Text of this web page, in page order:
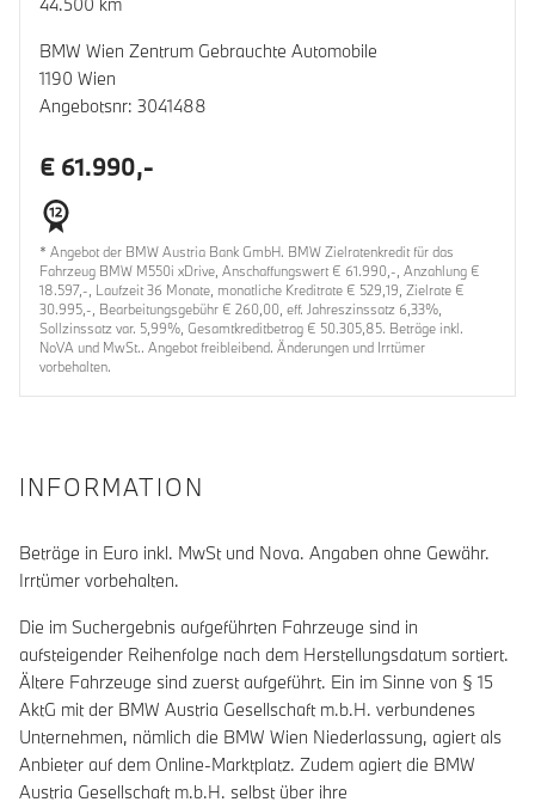
BMW Wien Zentrum Gebrauchte Automobile
1190 Wien
Angebotsnr: 3041488
€ 61.990,-
* Angebot der BMW Austria Bank GmbH. BMW Zielratenkredit für das
Fahrzeug BMW M550i xDrive, Anschaffungswert € 61.990,-, Anzahlung €
18.597,-, Laufzeit 36 Monate, monatliche Kreditrate € 529,19, Zielrate €
30.995,-, Bearbeitungsgebühr € 260,00, eff. Jahreszinssatz 6,33%,
Sollzinssatz var. 5,99%, Gesamtkreditbetrag € 50.305,85. Beträge inkl.
NoVA und MwSt.. Angebot freibleibend. Änderungen und Irrtümer
vorbehalten.
INFORMATION
Beträge in Euro inkl. MwSt und Nova. Angaben ohne Gewähr.
Irrtümer vorbehalten.
Die im Suchergebnis aufgeführten Fahrzeuge sind in
aufsteigender Reihenfolge nach dem Herstellungsdatum sortiert.
Ältere Fahrzeuge sind zuerst aufgeführt. Ein im Sinne von § 15
AktG mit der BMW Austria Gesellschaft m.b.H. verbundenes
Unternehmen, nämlich die BMW Wien Niederlassung, agiert als
Anbieter auf dem Online-Marktplatz. Zudem agiert die BMW
Austria Gesellschaft m.b.H. selbst über ihre